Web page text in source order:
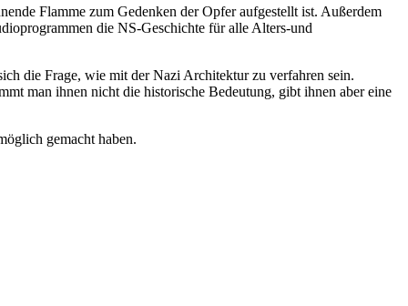
Flamme zum Gedenken der Opfer aufgestellt ist. Außerdem
die NS-Geschichte für alle Alters-und
die Frage, wie mit der Nazi Architektur zu verfahren sein.
man ihnen nicht die historische Bedeutung, gibt ihnen aber eine
gemacht haben.